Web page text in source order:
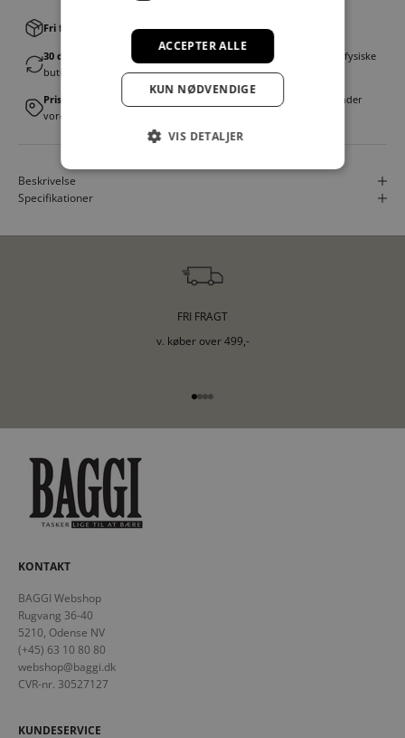
Fri fragt v. køb over 499,00 kr.│Levering 1-3 hverdage
30 dages fortrydelsesret
│Byt eller returner gratis i en af vores fysiske
butikker
Prismatch
│Vi tilbyder landsdækkende prisgaranti. Læs mere under
vores FAQ
Beskrivelse
Specifikationer
FRI FRAGT
v. køber over 499,-
Gå til element 1
Gå til element 2
Gå til element 3
Gå til element 4
KONTAKT
BAGGI Webshop
Rugvang 36-40
5210, Odense NV
(+45) 63 10 80 80
webshop@baggi.dk
CVR-nr. 30527127
KUNDESERVICE
ACCEPTER ALLE
KUN NØDVENDIGE
VIS DETALJER